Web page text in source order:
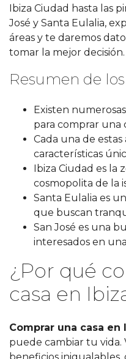
Ibiza Ciudad hasta las
José y Santa Eulalia,
áreas y te daremos
tomar la mejor decisión.
Resumen de
Existen
para comprar una
Cada una de
características
Ibiza Ciudad es la
cosmopolita de la
Santa Eulalia es
que buscan
San José es una
interesados en
¿Por qué
casa en
Comprar una casa en
puede cambiar tu vida.